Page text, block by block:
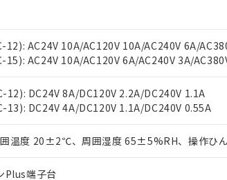
12): AC24V 10A/AC120V 10A/AC240V 6A/
15): AC24V 10A/AC120V 6A/AC240V 3A/
12): DC24V 8A/DC120V 2.2A/DC240V 1.1A
13): DC24V 4A/DC120V 1.1A/DC240V 0.55A
囲温度 20±2℃、周囲湿度 65±5%RH、操作ひ
Plus端子台
をお読みいただき、同意のうえご利用ください。
ービスは、当社制御機器事業取扱商品の当社在
のです。
制御機器事業取扱商品の中には、本サービスの
状況および標準価格照会結果は、記載している
あり、閲覧された時点での実際の在庫および標
販売員にご相談ください。
ロン制御機器販売店や当社販売拠点は「 販売ネ
令（10物質）：
以下、 水銀(Hg) 1000ppm以下、 カドミウム(Cd) 100ppm
1000ppm以下、ポリ臭化ビフェニル類(PBB) 1000ppm
(2-エチルヘキシル) (DEHP)(別名：DOP) 1000ppm以下、フ
1000ppm以下、フタル酸ジイソブチル (DIBP) 1000ppm以下
テル類の４物質については閾値を超える意図的な使用がないこ
定月
大均質材料含有率が中国RoHSの基準値以下で
大均質材料含有率が中国RoHSの基準値を超え
確認です。当社販売部門へお問い合わせくださ
ロム) : 1000ppm、 PBBs(ポリ臭化ビフェニル類) : 1000ppm
ジブチル) : 1000ppm、 DIBP(フタル酸ジイソブチル) :
酸ビス(2-エチルヘキシル)) : 1000ppm
護使用期限
を輸出または国外への提供する場合は、日本国
の必要な手続きをとります。
は規制貨物を破棄する場合は、完全に破砕する
。
は貴社製品を、核兵器、ミサイル、化学兵器、
に一切使用いたしません。
は、貴社製品を第三者に販売する場合は、上記1
当社は、販売先および販売に係わる関係者が違
説明
一定数以上の在庫あり
一定数には満たないが在庫あり
在庫なし(最新の在庫状況については、お客様の